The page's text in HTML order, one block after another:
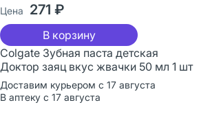
Цена 271 ₽
В корзину
Colgate Зубная паста детская
Доктор заяц вкус жвачки 50 мл 1 шт
Доставим курьером с 17 августа
В аптеку с 17 августа